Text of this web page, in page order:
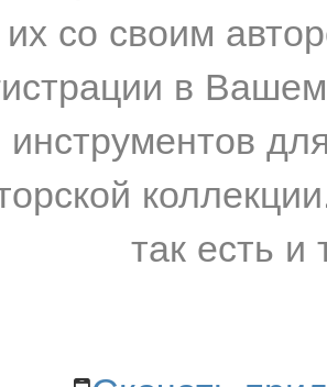
их со своим
в
инструментов
так есть и